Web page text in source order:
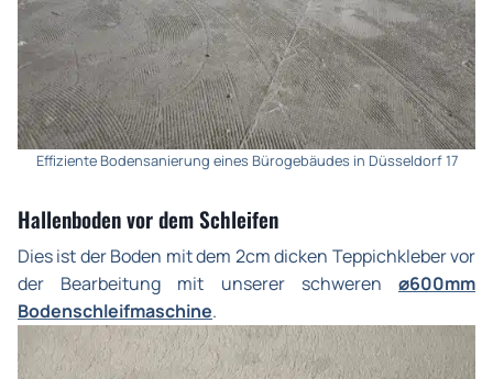
Effiziente Bodensanierung eines Bürogebäudes in Düsseldorf 17
Hallenboden vor dem Schleifen
Dies ist der Boden mit dem 2cm dicken Teppichkleber vor
der Bearbeitung mit unserer schweren ⌀600mm
Bodenschleifmaschine.